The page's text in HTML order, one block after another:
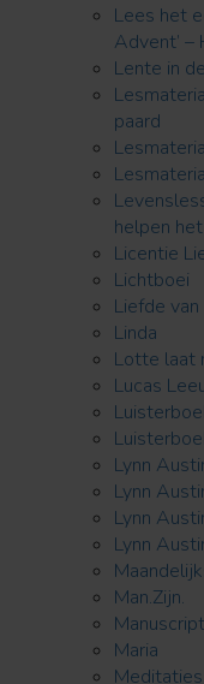
Lees het
Advent’ –
Lente in
paard
helpen
Licentie
Lichtboei
Liefde
Linda
Lotte laat
Lucas
Lynn
Lynn
Lynn
Lynn
Man.Zijn.
Maria